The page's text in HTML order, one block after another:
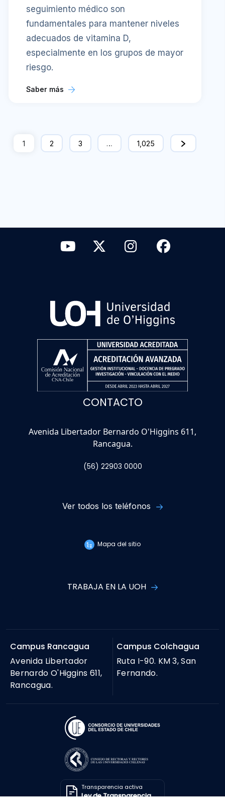
seguimiento médico son
fundamentales para mantener niveles
adecuados de vitamina D,
especialmente en los grupos de mayor
riesgo.
Saber más
1 2 3 … 1,025
CONTACTO
Avenida Libertador Bernardo O'Higgins 611,
Rancagua.
(56) 22903 0000
Ver todos los teléfonos
Mapa del sitio
TRABAJA EN LA UOH
Campus Rancagua
Avenida Libertador
Bernardo O'Higgins 611,
Rancagua.
Campus Colchagua
Ruta I-90. KM 3, San
Fernando.
Transparencia activa
Ley de Transparencia